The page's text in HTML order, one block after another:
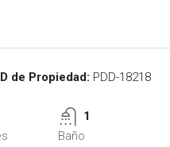
de Propiedad: PDD-18218
1
Baño